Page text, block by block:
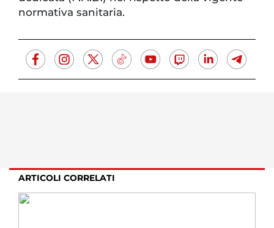
normativa sanitaria.
ARTICOLI CORRELATI